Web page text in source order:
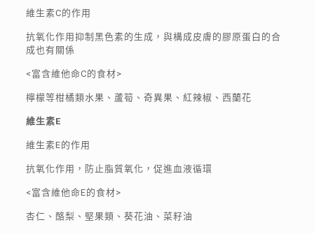
維生素C的作用
抗氧化作用抑制黑色素的生成，與構成皮膚的膠原蛋白的合
成也有關係
<富含維他命C的食材>
檸檬等柑橘類水果、蘆筍、奇異果、紅辣椒、西蘭花
維生素E
維生素E的作用
抗氧化作用，防止脂質氧化，促進血液循環
<富含維他命E的食材>
杏仁、酪梨、堅果類、葵花油、菜籽油